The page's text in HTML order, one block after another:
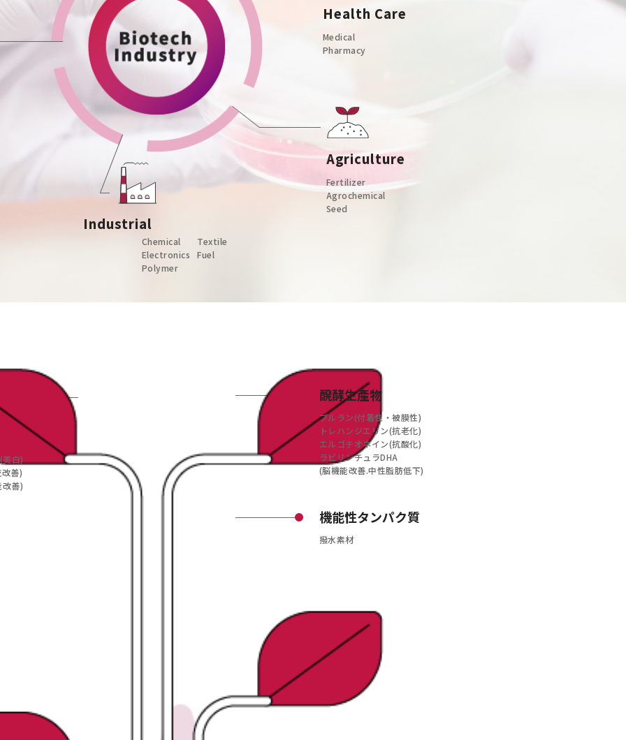
Health Care
Medical
Pharmacy
Agriculture
Fertilizer
Agrochemical
Seed
Industrial
Chemical
Electronics
Polymer
Textile
Fuel
美白)
善)
善)
醗酵生產物
プルラン(付着性・被膜性)
トレハンジエリン(抗老化)
エルゴチオネイン(抗酸化)
ラビリンチュラDHA
(脳機能改善.中性脂肪低下)
機能性タンパク質
撥水素材